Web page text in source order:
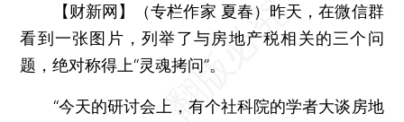
【财新网】（专栏作家 夏春） 昨天，在微信群
看到一张图片，列举了与房地产税相关的三个问
题，绝对称得上“灵魂拷问”。
“今天的研讨会上，有个社科院的学者大谈房地